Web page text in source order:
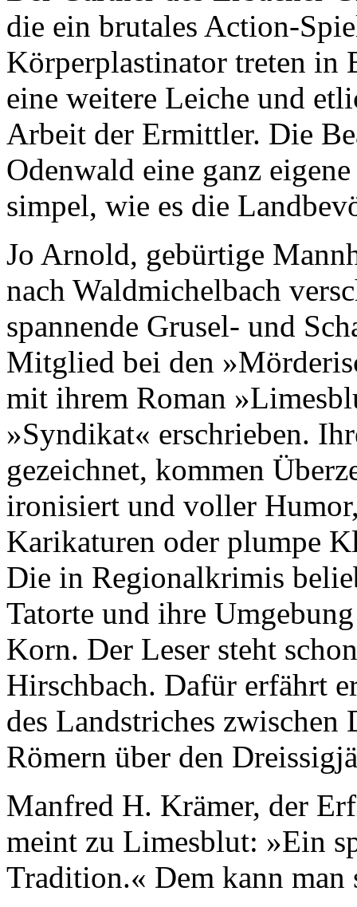
die ein brutales Action-
Körperplastinator treten in
eine weitere Leiche und
Arbeit der Ermittler. Die
Odenwald eine ganz
simpel, wie es die
Jo Arnold, gebürtige
nach Waldmichelbach
spannende Grusel- und
Mitglied bei den
mit ihrem Roman
»Syndikat« erschrieben.
gezeichnet, kommen
ironisiert und voller
Karikaturen oder plumpe
Die in Regionalkrimis
Tatorte und ihre
Korn. Der Leser steht
Hirschbach. Dafür erfährt
des Landstriches zwischen
Römern über den
Manfred H. Krämer, der
meint zu Limesblut: »Ein
Tradition.« Dem kann man